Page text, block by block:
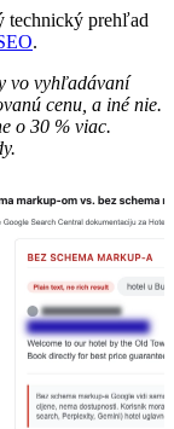
technický prehľad
.
vo vyhľadávaní
cenu, a iné nie.
o 30 % viac.